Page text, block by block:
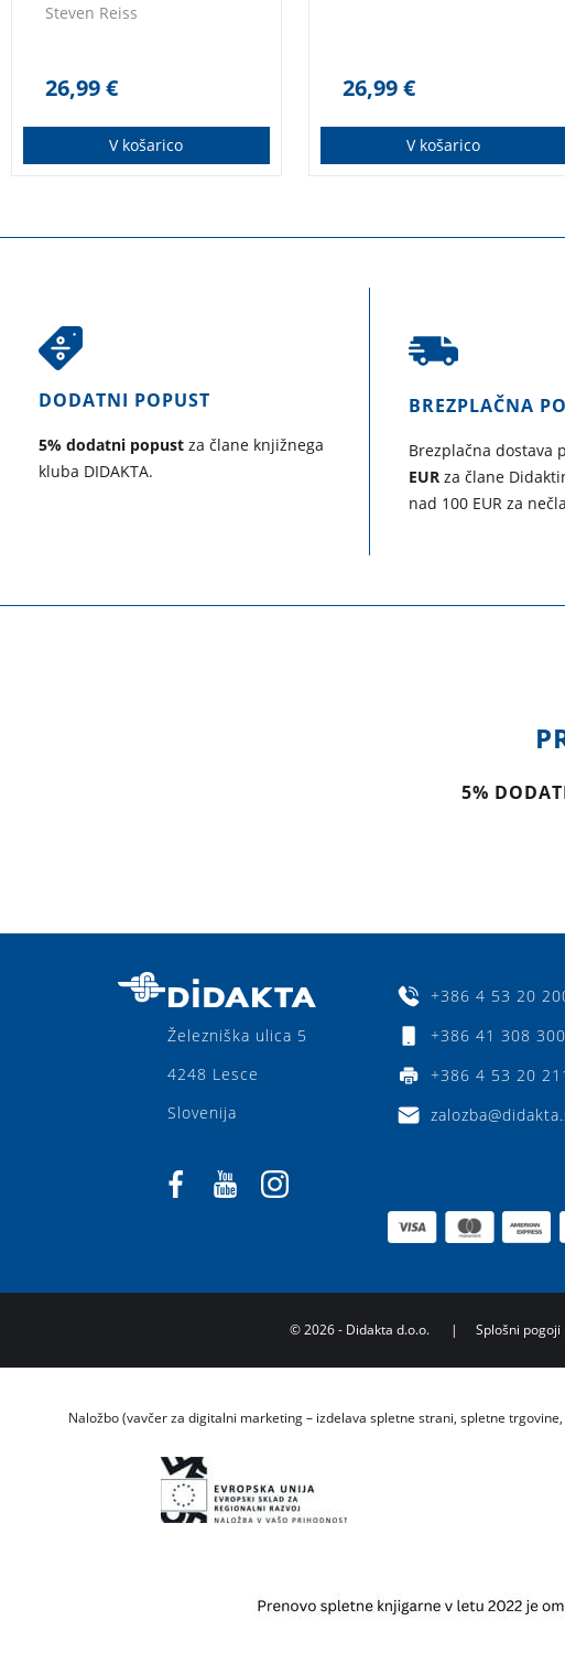
Steven Reiss
26,99€
V košarico
26,99€
V košarico
DODATNI POPUST
5% dodatni popust za člane knjižnega
kluba DIDAKTA.
BREZPLAČNA
Brezplačna dostava
EUR za člane
nad 100 EUR za
5%
Železniška ulica 5
4248 Lesce
Slovenija
+386 4 53 20
+386 41 308 300
+386 4 53 20
© 2026 - Didakta d.o.o. | Splošni pogoji
Naložbo (vavčer za digitalni marketing – izdelava spletne strani, spletne